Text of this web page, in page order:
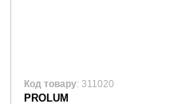
Код товару: 311020
PROLUM